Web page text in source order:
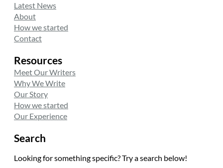
Latest News
About
How we started
Contact
Resources
Meet Our Writers
Why We Write
Our Story
How we started
Our Experience
Search
Looking for something specific? Try a search below!